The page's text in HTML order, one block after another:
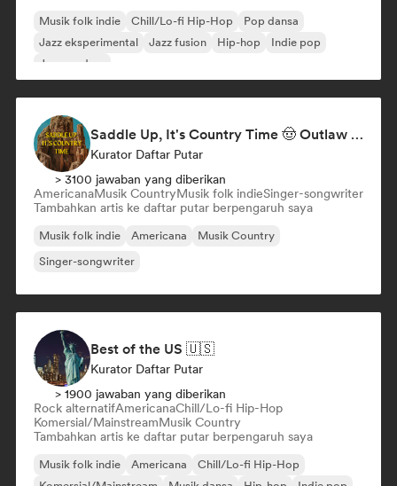
Musik folk indie Chill/Lo-fi Hip-Hop
Pop dansa
Jazz eksperimental
Jazz fusion Hip-hop
Indie pop
Jazz modern
Saddle Up, It's Country Time 🤠 Outlaw Country, Americana & Country Rock
Kurator Daftar Putar
> 3100 jawaban yang diberikan
AmericanaMusik CountryMusik folk indieSinger-songwriter
Tambahkan artis ke daftar putar berpengaruh saya
Musik folk indie Americana
Musik Country
Singer-songwriter
Best of the US 🇺🇸
Kurator Daftar Putar
> 1900 jawaban yang diberikan
Rock alternatifAmericanaChill/Lo-fi Hip-Hop
Komersial/MainstreamMusik Country
Tambahkan artis ke daftar putar berpengaruh saya
Musik folk indie Americana
Chill/Lo-fi Hip-Hop